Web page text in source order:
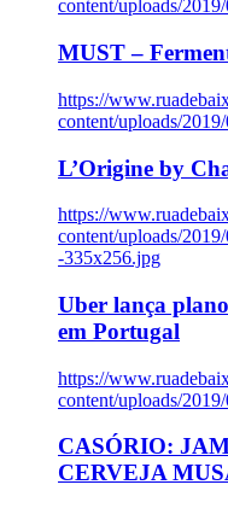
content/uploads/
MUST –
https://
content/uploads/
L’Origine by
https://
content/uploads/
-335x256.jpg
Uber lança
em Portugal
https://
content/uploads/
CASÓRIO:
CERVEJA